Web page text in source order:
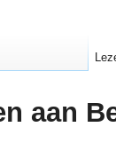
aan